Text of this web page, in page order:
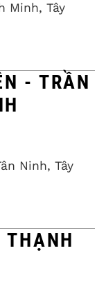
Minh, Tây
- TRẦN
Ninh, Tây